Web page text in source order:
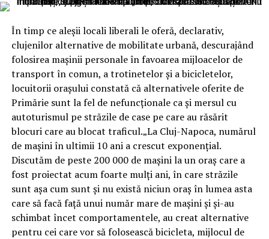
În timp ce aleșii locali liberali le oferă, declarativ,
clujenilor alternative de mobilitate urbană, descurajând
folosirea mașinii personale în favoarea mijloacelor de
transport în comun, a trotinetelor și a bicicletelor,
locuitorii orașului constată că alternativele oferite de
Primărie sunt la fel de nefuncționale ca și mersul cu
autoturismul pe străzile de case pe care au răsărit
blocuri care au blocat traficul.„La Cluj-Napoca, numărul
de mașini în ultimii 10 ani a crescut exponențial.
Discutăm de peste 200 000 de mașini la un oraș care a
fost proiectat acum foarte mulți ani, în care străzile
sunt așa cum sunt și nu există niciun oraș în lumea asta
care să facă față unui număr mare de mașini și și-au
schimbat încet comportamentele, au creat alternative
pentru cei care vor să folosească bicicleta, mijlocul de